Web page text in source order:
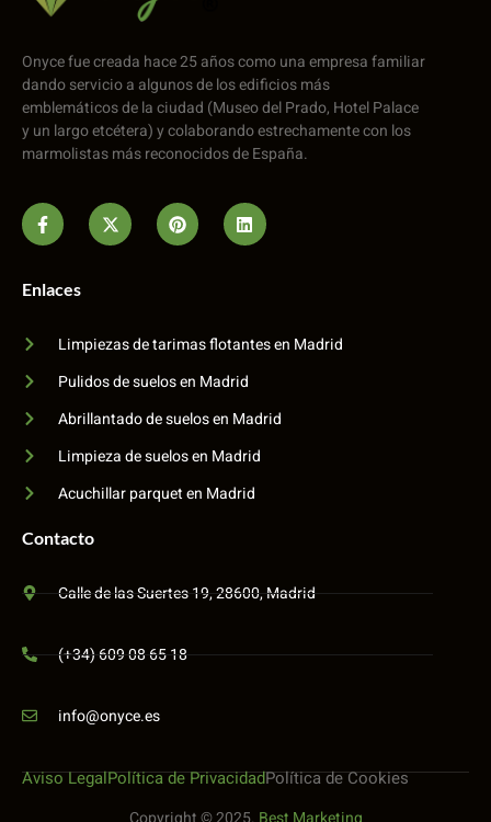
Onyce fue creada hace 25 años como una empresa familiar
dando servicio a algunos de los edificios más
emblemáticos de la ciudad (Museo del Prado, Hotel Palace
y un largo etcétera) y colaborando estrechamente con los
marmolistas más reconocidos de España.
Enlaces
Limpiezas de tarimas flotantes en Madrid
Pulidos de suelos en Madrid
Abrillantado de suelos en Madrid
Limpieza de suelos en Madrid
Acuchillar parquet en Madrid
Contacto
Calle de las Suertes 19, 28600, Madrid
(+34) 609 08 65 18
info@onyce.es
Aviso LegalPolítica de PrivacidadPolítica de Cookies